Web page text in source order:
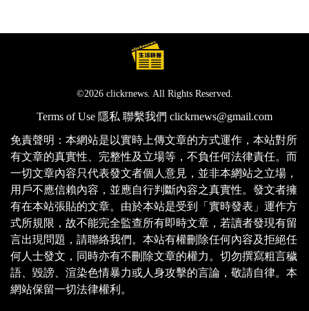
©2026 clickrnews. All Rights Reserved.
Terms of Use 隱私 聯繫我們 clickrnews@gmail.com
免責聲明：本網站是以實時上傳文章的方式運作，本站對所
有文章的真實性、完整性及立場等，不負任何法律責任。而
一切文章內容只代表發文者個人意見，並非本網站之立場，
用戶不應信賴內容，並應自行判斷內容之真實性。發文者擁
有在本站張貼的文章。由於本站是受到「實時發表」運作方
式所規限，故不能完全監查所有即時文章，若讀者發現有留
言出現問題，請聯絡我們。本站有權刪除任何內容及拒絕任
何人士發文，同時亦有不刪除文章的權力。切勿撰寫粗言穢
語、毀謗、渲染色情暴力或人身攻擊的言論，敬請自律。本
網站保留一切法律權利。